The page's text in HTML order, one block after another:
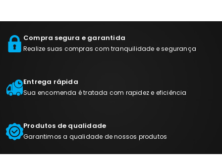
Compra segura e garantida
Realize suas compras com tranquilidade e segurança
Entrega rápida
Sua encomenda é tratada com rapidez e eficiência
Produtos de qualidade
Garantimos a qualidade de nossos produtos